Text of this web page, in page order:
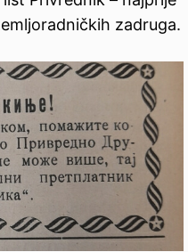
zadruga.